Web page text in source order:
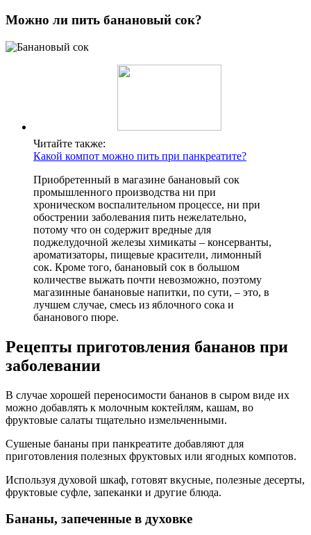
Можно ли пить банановый сок?
Читайте также:
Какой компот можно пить при панкреатите?
Приобретенный в магазине банановый сок
промышленного производства ни при
хроническом воспалительном процессе, ни при
обострении заболевания пить нежелательно,
потому что он содержит вредные для
поджелудочной железы химикаты – консерванты,
ароматизаторы, пищевые красители, лимонный
сок. Кроме того, банановый сок в большом
количестве выжать почти невозможно, поэтому
магазинные банановые напитки, по сути, – это, в
лучшем случае, смесь из яблочного сока и
бананового пюре.
Рецепты приготовления бананов при
заболевании
В случае хорошей переносимости бананов в сыром виде их
можно добавлять к молочным коктейлям, кашам, во
фруктовые салаты тщательно измельченными.
Сушеные бананы при панкреатите добавляют для
приготовления полезных фруктовых или ягодных компотов.
Используя духовой шкаф, готовят вкусные, полезные десерты,
фруктовые суфле, запеканки и другие блюда.
Бананы, запеченные в духовке